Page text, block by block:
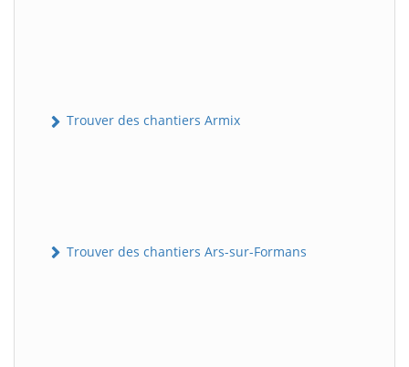
Trouver des chantiers Armix
Trouver des chantiers Ars-sur-Formans